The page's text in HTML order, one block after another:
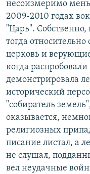
несоизмеримо
2009-2010 годах
"Царь".
тогда
церковь и
когда
демонстрировала
исторический
"собиратель
оказывается,
религиозных
писание листал, а
не слушал,
вел неудачные